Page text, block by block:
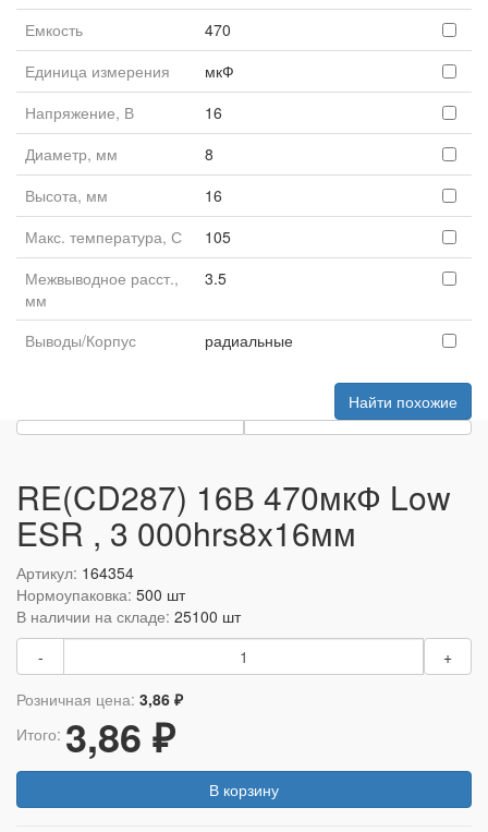
Емкость
470
Единица измерения
мкФ
Напряжение, В
16
Диаметр, мм
8
Высота, мм
16
Макс. температура, С
105
Межвыводное расст.,
мм
3.5
Выводы/Корпус радиальные
Найти похожие
RE(CD287) 16В 470мкФ Low
ESR , 3 000hrs8x16мм
Артикул: 164354
Нормоупаковка: 500 шт
В наличии на складе: 25100 шт
-
+
Розничная цена: 3,86 ₽
Итого: 3,86 ₽
В корзину